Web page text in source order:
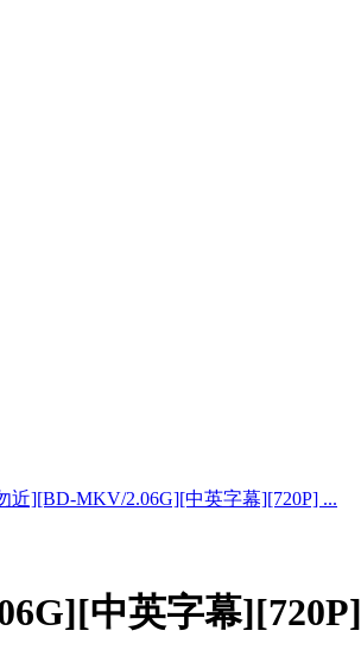
近][BD-MKV/2.06G][中英字幕][720P] ...
中英字幕][720P]